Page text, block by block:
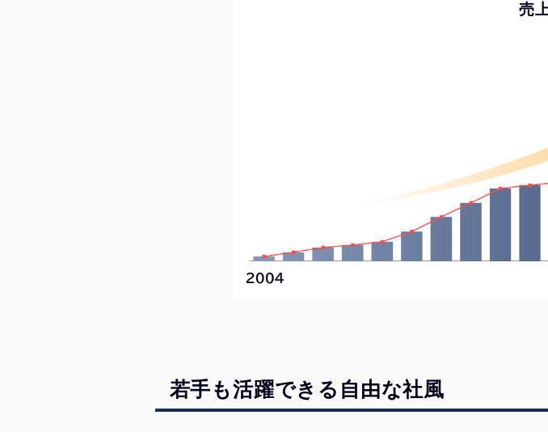
売
若手も活躍できる自由な社風